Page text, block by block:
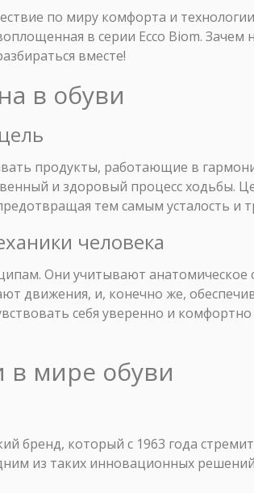
по миру комфорта и
в серии Ecco Biom. Зачем
вместе!
в обуви
продукты, работающие в
и здоровый процесс ходьбы.
тем самым усталость и
человека
Они учитывают анатомическое
движения, и, конечно же,
себя уверенно и
в мире обуви
бренд, который с 1963 года
из таких инновационных